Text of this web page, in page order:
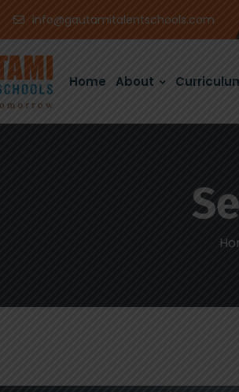
info@gautamitalentschools.com
Home About